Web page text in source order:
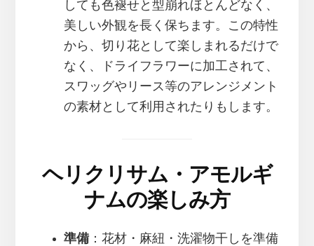
しても色褪せと型崩れほとんどなく、
美しい外観を長く保ちます。この特性
から、切り花として楽しまれるだけで
なく、ドライフラワーに加工されて、
スワッグやリース等のアレンジメント
の素材として利用されたりもします。
ヘリクリサム・アモルギ
ナムの楽しみ方
準備：花材・麻紐・洗濯物干しを準備